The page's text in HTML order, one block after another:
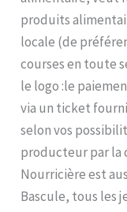
produits
locale (de
courses en toute
le logo :le
via un ticket
selon vos
producteur par la
Nourricière est
Bascule, tous les